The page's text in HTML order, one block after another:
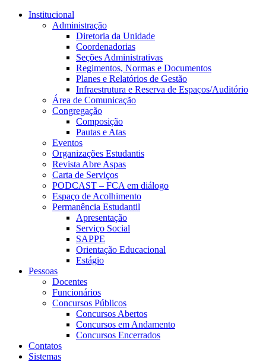
Conteúdo principal
Institucional
Administração
Diretoria da Unidade
Coordenadorias
Seções Administrativas
Regimentos, Normas e Documentos
Planes e Relatórios de Gestão
Infraestrutura e Reserva de Espaços/Auditório
Área de Comunicação
Congregação
Composição
Pautas e Atas
Eventos
Organizações Estudantis
Revista Abre Aspas
Carta de Serviços
PODCAST – FCA em diálogo
Espaço de Acolhimento
Permanência Estudantil
Apresentação
Serviço Social
SAPPE
Orientação Educacional
Estágio
Pessoas
Docentes
Funcionários
Concursos Públicos
Concursos Abertos
Concursos em Andamento
Concursos Encerrados
Contatos
Sistemas